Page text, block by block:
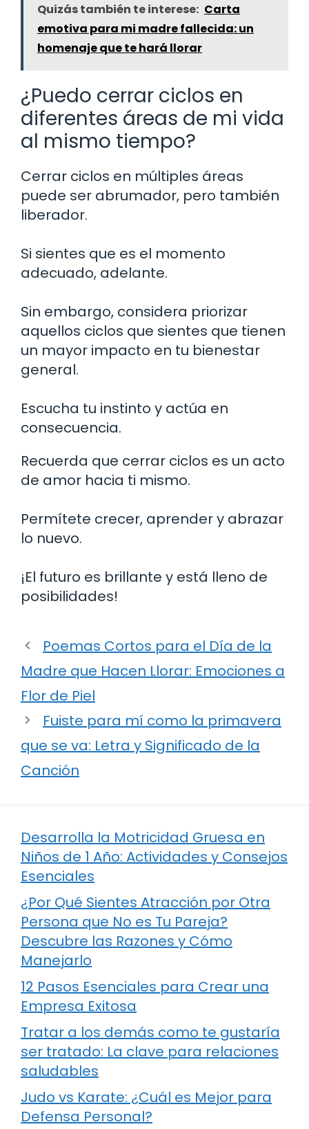
Quizás también te interese: Carta
emotiva para mi madre fallecida: un
homenaje que te hará llorar
¿Puedo cerrar ciclos en
diferentes áreas de mi vida
al mismo tiempo?
Cerrar ciclos en múltiples áreas
puede ser abrumador, pero también
liberador.
Si sientes que es el momento
adecuado, adelante.
Sin embargo, considera priorizar
aquellos ciclos que sientes que tienen
un mayor impacto en tu bienestar
general.
Escucha tu instinto y actúa en
consecuencia.
Recuerda que cerrar ciclos es un acto
de amor hacia ti mismo.
Permítete crecer, aprender y abrazar
lo nuevo.
¡El futuro es brillante y está lleno de
posibilidades!
Poemas Cortos para el Día de la
Madre que Hacen Llorar: Emociones a
Flor de Piel
Fuiste para mí como la primavera
que se va: Letra y Significado de la
Canción
Desarrolla la Motricidad Gruesa en
Niños de 1 Año: Actividades y Consejos
Esenciales
¿Por Qué Sientes Atracción por Otra
Persona que No es Tu Pareja?
Descubre las Razones y Cómo
Manejarlo
12 Pasos Esenciales para Crear una
Empresa Exitosa
Tratar a los demás como te gustaría
ser tratado: La clave para relaciones
saludables
Judo vs Karate: ¿Cuál es Mejor para
Defensa Personal?